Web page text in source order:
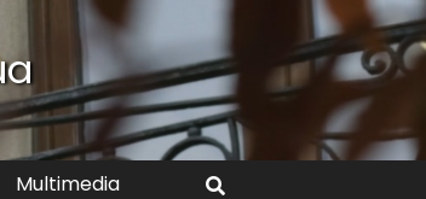
Multimedia